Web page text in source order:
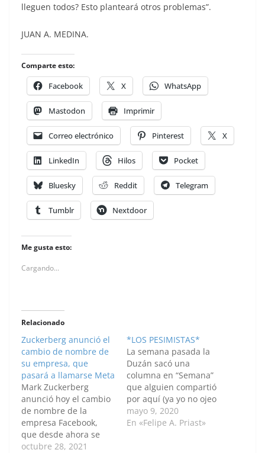
lleguen todos? Esto planteará otros problemas”.
JUAN A. MEDINA.
Comparte esto:
Facebook X WhatsApp
Mastodon Imprimir
Correo electrónico Pinterest X
LinkedIn Hilos Pocket
Bluesky Reddit Telegram
Tumblr Nextdoor
Me gusta esto:
Cargando...
Relacionado
Zuckerberg anunció el
cambio de nombre de
su empresa, que
pasará a llamarse Meta
Mark Zuckerberg
anunció hoy el cambio
de nombre de la
empresa Facebook,
que desde ahora se
denominará Meta, y
octubre 28, 2021
*LOS PESIMISTAS*
La semana pasada la
Duzán sacó una
columna en “Semana”
que alguien compartió
por aquí (ya yo no ojeo
esa mierda), en donde
ella se muestra
mayo 9, 2020
En «Felipe A. Priast»